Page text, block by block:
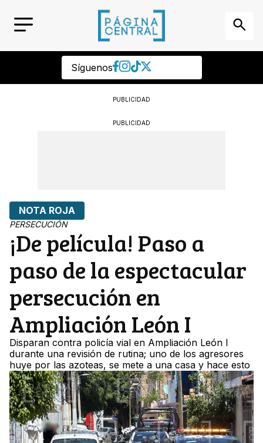
Síguenos
PUBLICIDAD
PUBLICIDAD
NOTA ROJA
PERSECUCIÓN
¡De película! Paso a
paso de la espectacular
persecución en
Ampliación León I
Disparan contra policía vial en Ampliación León I
durante una revisión de rutina; uno de los agresores
huye por las azoteas, se mete a una casa y hace esto